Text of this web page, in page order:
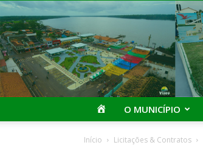
O MUNICÍPIO
Início Licitações & Contratos